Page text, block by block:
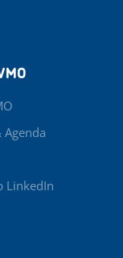
Agenda
LinkedIn